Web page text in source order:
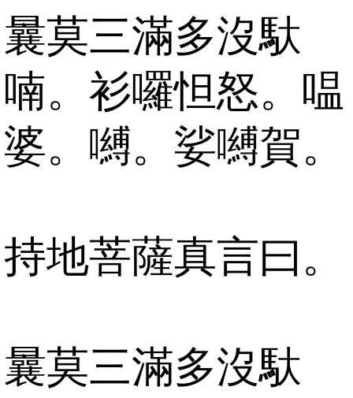
曩莫三滿多沒馱
喃。衫囉怛怒。嗢
婆。嚩。娑嚩賀。
持地菩薩真言曰。
曩莫三滿多沒馱